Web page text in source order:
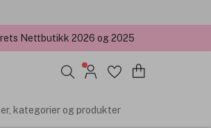
Nettbutikk 2026 og 2025
kategorier og produkter